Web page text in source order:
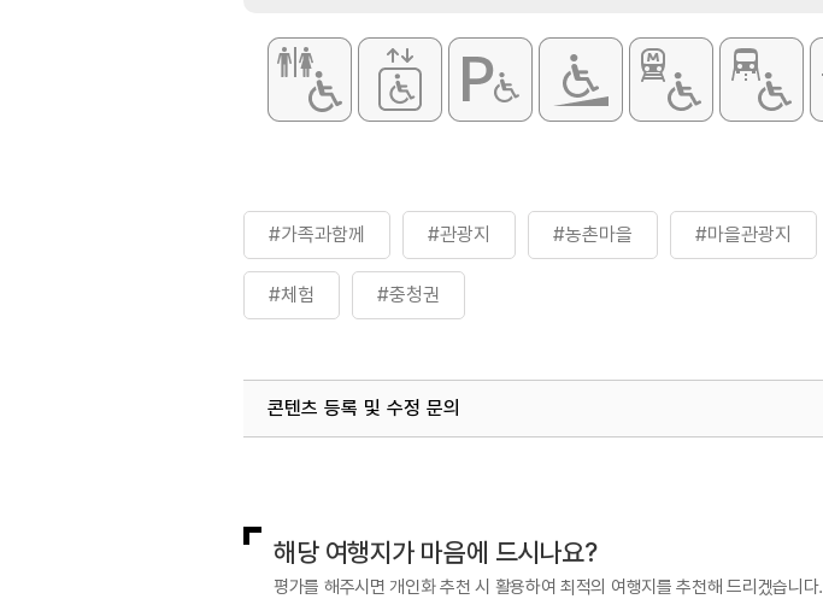
#가족과함께 #관광지 #농촌마을 #마을관광지
#체험 #충청권
콘텐츠 등록 및 수정 문의
해당 여행지가 마음에 드시나요?
평가를 해주시면 개인화 추천 시 활용하여 최적의 여행지를 추천해 드리겠습니다.